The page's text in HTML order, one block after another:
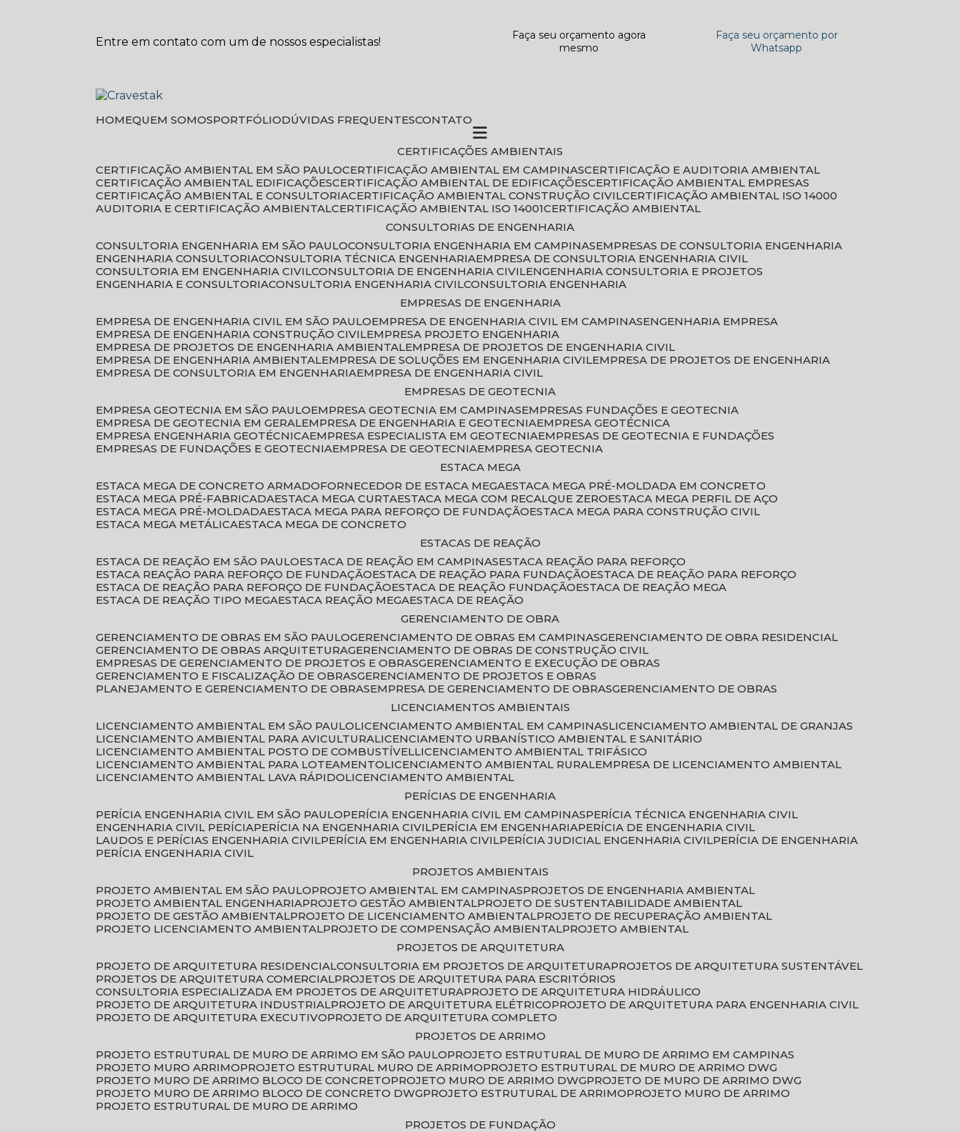
Entre em contato com um de nossos especialistas!
Faça seu orçamento agora
mesmo
Faça seu orçamento por
Whatsapp
HOME QUEM SOMOS PORTFÓLIO DÚVIDAS FREQUENTES CONTATO
CERTIFICAÇÕES AMBIENTAIS
CERTIFICAÇÃO AMBIENTAL EM SÃO PAULO
CERTIFICAÇÃO AMBIENTAL EM CAMPINAS
CERTIFICAÇÃO E AUDITORIA AMBIENTAL
CERTIFICAÇÃO AMBIENTAL EDIFICAÇÕES
CERTIFICAÇÃO AMBIENTAL DE EDIFICAÇÕES
CERTIFICAÇÃO AMBIENTAL EMPRESAS
CERTIFICAÇÃO AMBIENTAL E CONSULTORIA
CERTIFICAÇÃO AMBIENTAL CONSTRUÇÃO CIVIL
CERTIFICAÇÃO AMBIENTAL ISO 14000
AUDITORIA E CERTIFICAÇÃO AMBIENTAL
CERTIFICAÇÃO AMBIENTAL ISO 14001
CERTIFICAÇÃO AMBIENTAL
CONSULTORIAS DE ENGENHARIA
CONSULTORIA ENGENHARIA EM SÃO PAULO CONSULTORIA ENGENHARIA EM CAMPINAS
EMPRESAS DE CONSULTORIA ENGENHARIA
ENGENHARIA CONSULTORIA CONSULTORIA TÉCNICA ENGENHARIA EMPRESA DE CONSULTORIA ENGENHARIA CIVIL
CONSULTORIA EM ENGENHARIA CIVIL CONSULTORIA DE ENGENHARIA CIVIL ENGENHARIA CONSULTORIA E PROJETOS
ENGENHARIA E CONSULTORIA CONSULTORIA ENGENHARIA CIVIL CONSULTORIA ENGENHARIA
EMPRESAS DE ENGENHARIA
EMPRESA DE ENGENHARIA CIVIL EM SÃO PAULO
EMPRESA DE ENGENHARIA CIVIL EM CAMPINAS
ENGENHARIA EMPRESA
EMPRESA DE ENGENHARIA CONSTRUÇÃO CIVIL EMPRESA PROJETO ENGENHARIA
EMPRESA DE PROJETOS DE ENGENHARIA AMBIENTAL EMPRESA DE PROJETOS DE ENGENHARIA CIVIL
EMPRESA DE ENGENHARIA AMBIENTAL EMPRESA DE SOLUÇÕES EM ENGENHARIA CIVIL EMPRESA DE PROJETOS DE ENGENHARIA
EMPRESA DE CONSULTORIA EM ENGENHARIA EMPRESA DE ENGENHARIA CIVIL
EMPRESAS DE GEOTECNIA
EMPRESA GEOTECNIA EM SÃO PAULO
EMPRESA GEOTECNIA EM CAMPINAS
EMPRESAS FUNDAÇÕES E GEOTECNIA
EMPRESA DE GEOTECNIA EM GERAL EMPRESA DE ENGENHARIA E GEOTECNIA EMPRESA GEOTÉCNICA
EMPRESA ENGENHARIA GEOTÉCNICA EMPRESA ESPECIALISTA EM GEOTECNIA EMPRESAS DE GEOTECNIA E FUNDAÇÕES
EMPRESAS DE FUNDAÇÕES E GEOTECNIA EMPRESA DE GEOTECNIA EMPRESA GEOTECNIA
ESTACA MEGA
ESTACA MEGA DE CONCRETO ARMADO
FORNECEDOR DE ESTACA MEGA ESTACA MEGA PRÉ-MOLDADA EM CONCRETO
ESTACA MEGA PRÉ-FABRICADA ESTACA MEGA CURTA ESTACA MEGA COM RECALQUE ZERO
ESTACA MEGA PERFIL DE AÇO
ESTACA MEGA PRÉ-MOLDADA ESTACA MEGA PARA REFORÇO DE FUNDAÇÃO
ESTACA MEGA PARA CONSTRUÇÃO CIVIL
ESTACA MEGA METÁLICA ESTACA MEGA DE CONCRETO
ESTACAS DE REAÇÃO
ESTACA DE REAÇÃO EM SÃO PAULO
ESTACA DE REAÇÃO EM CAMPINAS
ESTACA REAÇÃO PARA REFORÇO
ESTACA REAÇÃO PARA REFORÇO DE FUNDAÇÃO
ESTACA DE REAÇÃO PARA FUNDAÇÃO
ESTACA DE REAÇÃO PARA REFORÇO
ESTACA DE REAÇÃO PARA REFORÇO DE FUNDAÇÃO
ESTACA DE REAÇÃO FUNDAÇÃO
ESTACA DE REAÇÃO MEGA
ESTACA DE REAÇÃO TIPO MEGA ESTACA REAÇÃO MEGA ESTACA DE REAÇÃO
GERENCIAMENTO DE OBRA
GERENCIAMENTO DE OBRAS EM SÃO PAULO
GERENCIAMENTO DE OBRAS EM CAMPINAS
GERENCIAMENTO DE OBRA RESIDENCIAL
GERENCIAMENTO DE OBRAS ARQUITETURA
GERENCIAMENTO DE OBRAS DE CONSTRUÇÃO CIVIL
EMPRESAS DE GERENCIAMENTO DE PROJETOS E OBRAS
GERENCIAMENTO E EXECUÇÃO DE OBRAS
GERENCIAMENTO E FISCALIZAÇÃO DE OBRAS
GERENCIAMENTO DE PROJETOS E OBRAS
PLANEJAMENTO E GERENCIAMENTO DE OBRAS
EMPRESA DE GERENCIAMENTO DE OBRAS
GERENCIAMENTO DE OBRAS
LICENCIAMENTOS AMBIENTAIS
LICENCIAMENTO AMBIENTAL EM SÃO PAULO LICENCIAMENTO AMBIENTAL EM CAMPINAS LICENCIAMENTO AMBIENTAL DE GRANJAS
LICENCIAMENTO AMBIENTAL PARA AVICULTURA LICENCIAMENTO URBANÍSTICO AMBIENTAL E SANITÁRIO
LICENCIAMENTO AMBIENTAL POSTO DE COMBUSTÍVEL LICENCIAMENTO AMBIENTAL TRIFÁSICO
LICENCIAMENTO AMBIENTAL PARA LOTEAMENTO LICENCIAMENTO AMBIENTAL RURAL EMPRESA DE LICENCIAMENTO AMBIENTAL
LICENCIAMENTO AMBIENTAL LAVA RÁPIDO LICENCIAMENTO AMBIENTAL
PERÍCIAS DE ENGENHARIA
PERÍCIA ENGENHARIA CIVIL EM SÃO PAULO
PERÍCIA ENGENHARIA CIVIL EM CAMPINAS
PERÍCIA TÉCNICA ENGENHARIA CIVIL
ENGENHARIA CIVIL PERÍCIA
PERÍCIA NA ENGENHARIA CIVIL PERÍCIA EM ENGENHARIA
PERÍCIA DE ENGENHARIA CIVIL
LAUDOS E PERÍCIAS ENGENHARIA CIVIL
PERÍCIA EM ENGENHARIA CIVIL PERÍCIA JUDICIAL ENGENHARIA CIVIL
PERÍCIA DE ENGENHARIA
PERÍCIA ENGENHARIA CIVIL
PROJETOS AMBIENTAIS
PROJETO AMBIENTAL EM SÃO PAULO
PROJETO AMBIENTAL EM CAMPINAS
PROJETOS DE ENGENHARIA AMBIENTAL
PROJETO AMBIENTAL ENGENHARIA
PROJETO GESTÃO AMBIENTAL
PROJETO DE SUSTENTABILIDADE AMBIENTAL
PROJETO DE GESTÃO AMBIENTAL
PROJETO DE LICENCIAMENTO AMBIENTAL
PROJETO DE RECUPERAÇÃO AMBIENTAL
PROJETO LICENCIAMENTO AMBIENTAL
PROJETO DE COMPENSAÇÃO AMBIENTAL
PROJETO AMBIENTAL
PROJETOS DE ARQUITETURA
PROJETO DE ARQUITETURA RESIDENCIAL CONSULTORIA EM PROJETOS DE ARQUITETURA
PROJETOS DE ARQUITETURA SUSTENTÁVEL
PROJETOS DE ARQUITETURA COMERCIAL
PROJETOS DE ARQUITETURA PARA ESCRITÓRIOS
CONSULTORIA ESPECIALIZADA EM PROJETOS DE ARQUITETURA
PROJETO DE ARQUITETURA HIDRÁULICO
PROJETO DE ARQUITETURA INDUSTRIAL
PROJETO DE ARQUITETURA ELÉTRICO
PROJETO DE ARQUITETURA PARA ENGENHARIA CIVIL
PROJETO DE ARQUITETURA EXECUTIVO
PROJETO DE ARQUITETURA COMPLETO
PROJETOS DE ARRIMO
PROJETO ESTRUTURAL DE MURO DE ARRIMO EM SÃO PAULO
PROJETO ESTRUTURAL DE MURO DE ARRIMO EM CAMPINAS
PROJETO MURO ARRIMO
PROJETO ESTRUTURAL MURO DE ARRIMO
PROJETO ESTRUTURAL DE MURO DE ARRIMO DWG
PROJETO MURO DE ARRIMO BLOCO DE CONCRETO
PROJETO MURO DE ARRIMO DWG
PROJETO DE MURO DE ARRIMO DWG
PROJETO MURO DE ARRIMO BLOCO DE CONCRETO DWG
PROJETO ESTRUTURAL DE ARRIMO
PROJETO MURO DE ARRIMO
PROJETO ESTRUTURAL DE MURO DE ARRIMO
PROJETOS DE FUNDAÇÃO